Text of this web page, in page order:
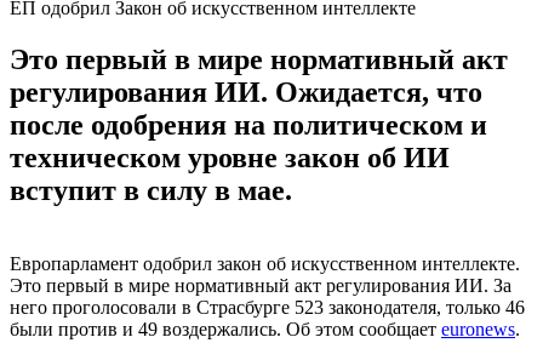
ЕП одобрил Закон об искусственном интеллекте
Это первый в мире нормативный акт
регулирования ИИ. Ожидается, что
после одобрения на политическом и
техническом уровне закон об ИИ
вступит в силу в мае.
Европарламент одобрил закон об искусственном интеллекте.
Это первый в мире нормативный акт регулирования ИИ. За
него проголосовали в Страсбурге 523 законодателя, только 46
были против и 49 воздержались. Об этом сообщает euronews.